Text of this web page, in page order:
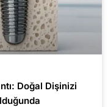
Doğal Dişinizi